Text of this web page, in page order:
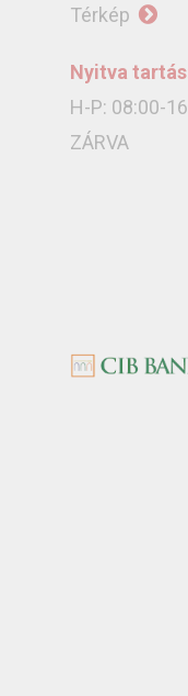
Térkép
Nyitva
H-P: 08:00-
ZÁRVA